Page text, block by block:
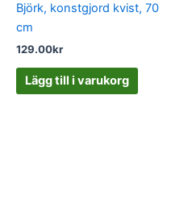
Björk, konstgjord kvist, 70
cm
129.00kr
Lägg till i varukorg